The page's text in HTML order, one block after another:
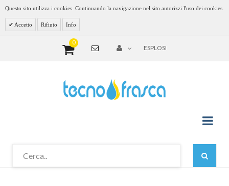
Questo sito utilizza i cookies. Continuando la navigazione nel sito autorizzi l'uso dei cookies.
Accetto Rifiuto Info
0
ESPLOSI